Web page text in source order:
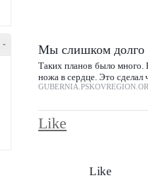
- Мы слишком долго
Таких планов было много.
ножа в сердце. Это
Like
Like